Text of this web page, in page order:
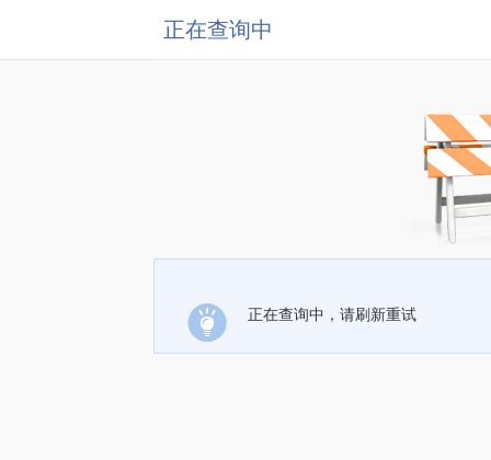
正在查询中
正在查询中，请刷新重试